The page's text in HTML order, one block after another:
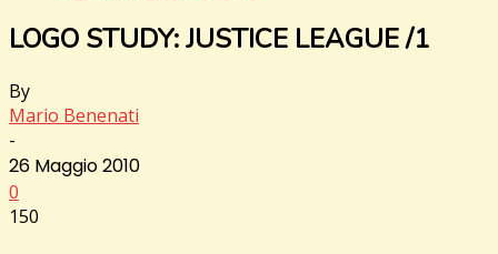
LOGO STUDY: JUSTICE LEAGUE /1
By
Mario Benenati
-
26 Maggio 2010
0
150